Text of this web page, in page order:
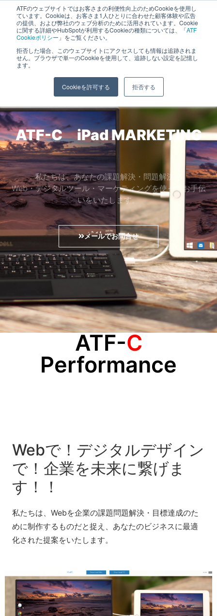
ATFのウェブサイトではお客さまの利便性向上のためCookieを使用し
ています。Cookieは、お客さま1人ひとりに合わせた顧客体験や広告
の提供、および弊社のウェブ分析のために活用されています。Cookie
に関する詳細やHubSpotが利用するCookieの種類については、「ATF
Cookieポリシー 」をご覧ください。
拒否した場合、このウェブサイトにアクセスしても情報は追跡されま
せん。ブラウザで単一のCookieを使用して、追跡しない設定を記憶し
ます。
Cookieを許可する 拒否する
長野県長野市・松本市ウェブ制作事業部 コンサルティングFIRM
iPad
ATF-C iPad MARKETING
CRM
私たちは、あなたの課題解決・問題解決を
Web・デジタルツール・マーケティングを使ってお手伝
いをいたします。
メールでお問合せ
ATF-C
Performance
Webで！デジタルデザイン
で！企業を未来に繋げま
す！！
私たちは、Webを企業の課題問題解決・目標達成のた
めに制作するものだと捉え、あなたのビジネスに最適
化された提案をいたします。